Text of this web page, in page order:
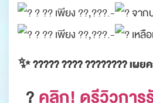
? ?? เพียง ??,???.-
จาก
? ?? เพียง ??,???.-
เหลื
✨ ????? ???? ???????? เผ